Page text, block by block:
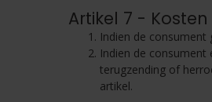
Artikel 7 -
Indien de
Indien de
terugzending of
artikel.